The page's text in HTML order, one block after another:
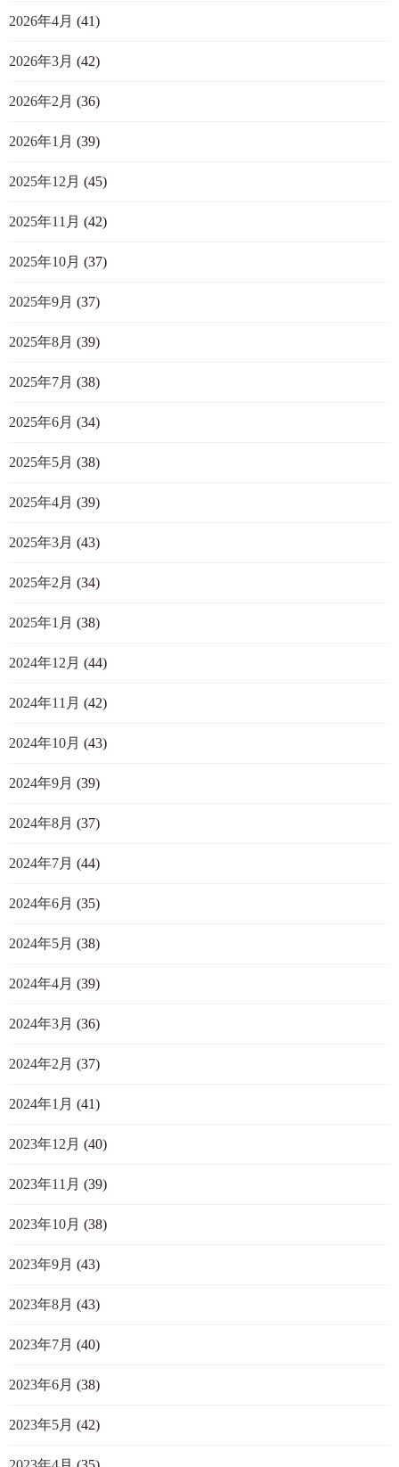
2026年4月 (41)
2026年3月 (42)
2026年2月 (36)
2026年1月 (39)
2025年12月 (45)
2025年11月 (42)
2025年10月 (37)
2025年9月 (37)
2025年8月 (39)
2025年7月 (38)
2025年6月 (34)
2025年5月 (38)
2025年4月 (39)
2025年3月 (43)
2025年2月 (34)
2025年1月 (38)
2024年12月 (44)
2024年11月 (42)
2024年10月 (43)
2024年9月 (39)
2024年8月 (37)
2024年7月 (44)
2024年6月 (35)
2024年5月 (38)
2024年4月 (39)
2024年3月 (36)
2024年2月 (37)
2024年1月 (41)
2023年12月 (40)
2023年11月 (39)
2023年10月 (38)
2023年9月 (43)
2023年8月 (43)
2023年7月 (40)
2023年6月 (38)
2023年5月 (42)